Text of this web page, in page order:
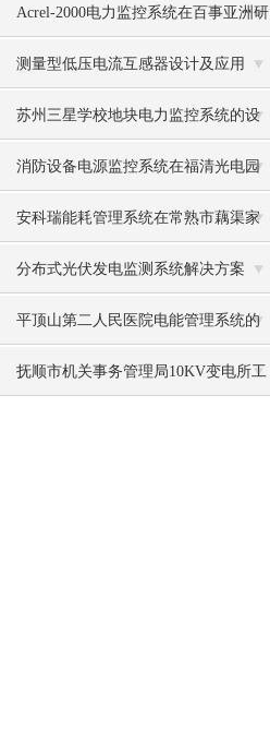
Acrel-2000电力监控系统在百事亚洲研
发中心的应用
测量型低压电流互感器设计及应用
苏州三星学校地块电力监控系统的设
计与应用
消防设备电源监控系统在福清光电园
捷联厂区的应用
安科瑞能耗管理系统在常熟市藕渠家
园的应用
分布式光伏发电监测系统解决方案
平顶山第二人民医院电能管理系统的
设计与应用
抚顺市机关事务管理局10KV变电所工